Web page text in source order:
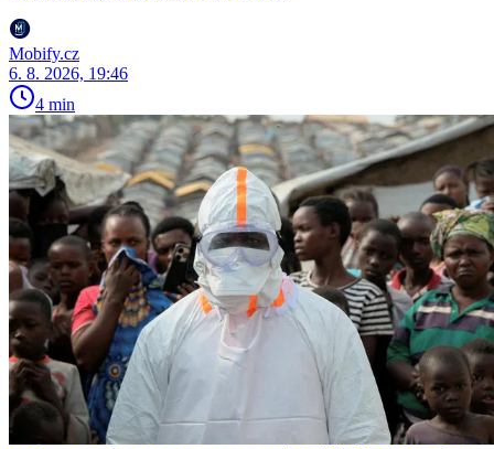
Mobify.cz
6. 8. 2026, 19:46
4 min